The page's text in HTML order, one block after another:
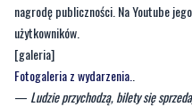
nagrodę publiczności. Na Youtube
użytkowników.
[galeria]
Fotogaleria z wydarzenia.
— Ludzie przychodzą, bilety się